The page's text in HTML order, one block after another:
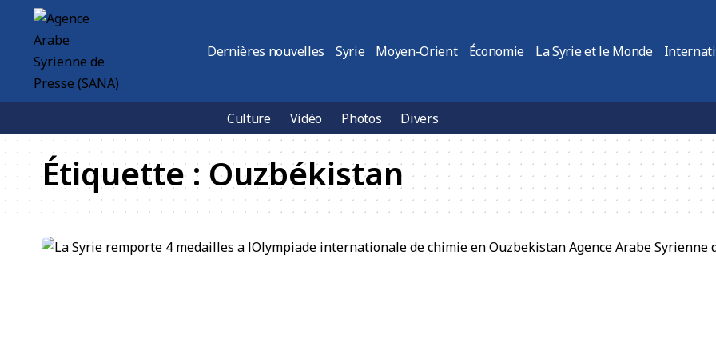
Dernières nouvelles Syrie Moyen-Orient Économie La Syrie et le Monde
Culture Vidéo Photos Divers
Étiquette : Ouzbékistan